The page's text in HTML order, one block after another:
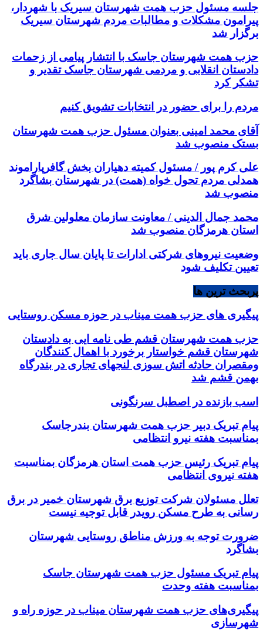
جلسه مسئول حزب همت شهرستان سیریک با شهردار،
پیرامون مشکلات و مطالبات مردم شهرستان سیریک
برگزار شد
حزب همت شهرستان جاسک با انتشار پیامی از زحمات
دادستان انقلابی و مردمی شهرستان جاسک تقدیر و
تشکر کرد
مردم را برای حضور در انتخابات تشویق کنیم
آقای محمد امینی بعنوان مسئول حزب همت شهرستان
بستک منصوب شد
علی کرم پور / مسئول کمیته دهیاران بخش گافرپاراموند
همدلی مردم تحول خواه (همت) در شهرستان بشاگرد
منصوب شد
محمد جمال الدینی / معاونت سازمان معلولین شرق
استان هرمزگان منصوب شد
وضعیت نیروهای شرکتی ادارات تا پایان سال جاری باید
تعیین تکلیف شود
پربحث ترین ها
پیگیری های حزب همت میناب در حوزه مسکن روستایی
حزب همت شهرستان قشم طی نامه ایی به دادستان
شهرستان قشم خواستار برخورد با اهمال کنندگان
ومقصران حادثه اتش سوزی لنجهای تجاری در بندرگاه
بهمن قشم شد
اسب بازنده در اصطبل سرنگونی
پیام تبریک دبیر حزب همت شهرستان بندرجاسک
بمناسبت هفته نیرو انتظامی
پیام تبریک رئیس حزب همت استان هرمزگان بمناسبت
هفته نیروی انتظامی
تعلل مسئولان شرکت توزیع برق شهرستان خمیر در برق
رسانی به طرح مسکن رویدر قابل توجیه نیست
ضرورت توجه به ورزش مناطق روستایی شهرستان
بشاگرد
پیام تبریک مسئول حزب همت شهرستان جاسک
بمناسبت هفته وحدت
پیگیری‌های حزب همت شهرستان میناب در حوزه راه و
شهرسازی